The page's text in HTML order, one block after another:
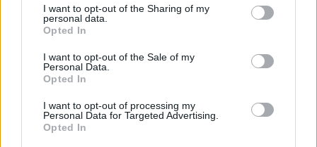
I want to opt-out of the Sharing of my
personal data.
Opted In
I want to opt-out of the Sale of my
Personal Data.
Opted In
I want to opt-out of processing my
Personal Data for Targeted Advertising.
Opted In
Az előfizetés a következőket tartalmazza:
Portfolio.hu teljes cikkarchívum
Kötéslisták: BÉT elmúlt 2 év napon belüli
kötéslistái
Előfizetés